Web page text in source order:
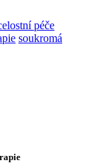
péče
soukromá